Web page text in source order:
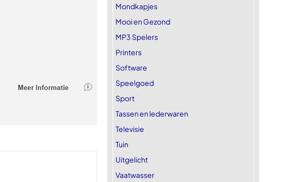
Mondkapjes
Mooi en Gezond
MP3 Spelers
Printers
Software
Speelgoed
Sport
Tassen en lederwaren
Televisie
Tuin
Uitgelicht
Vaatwasser